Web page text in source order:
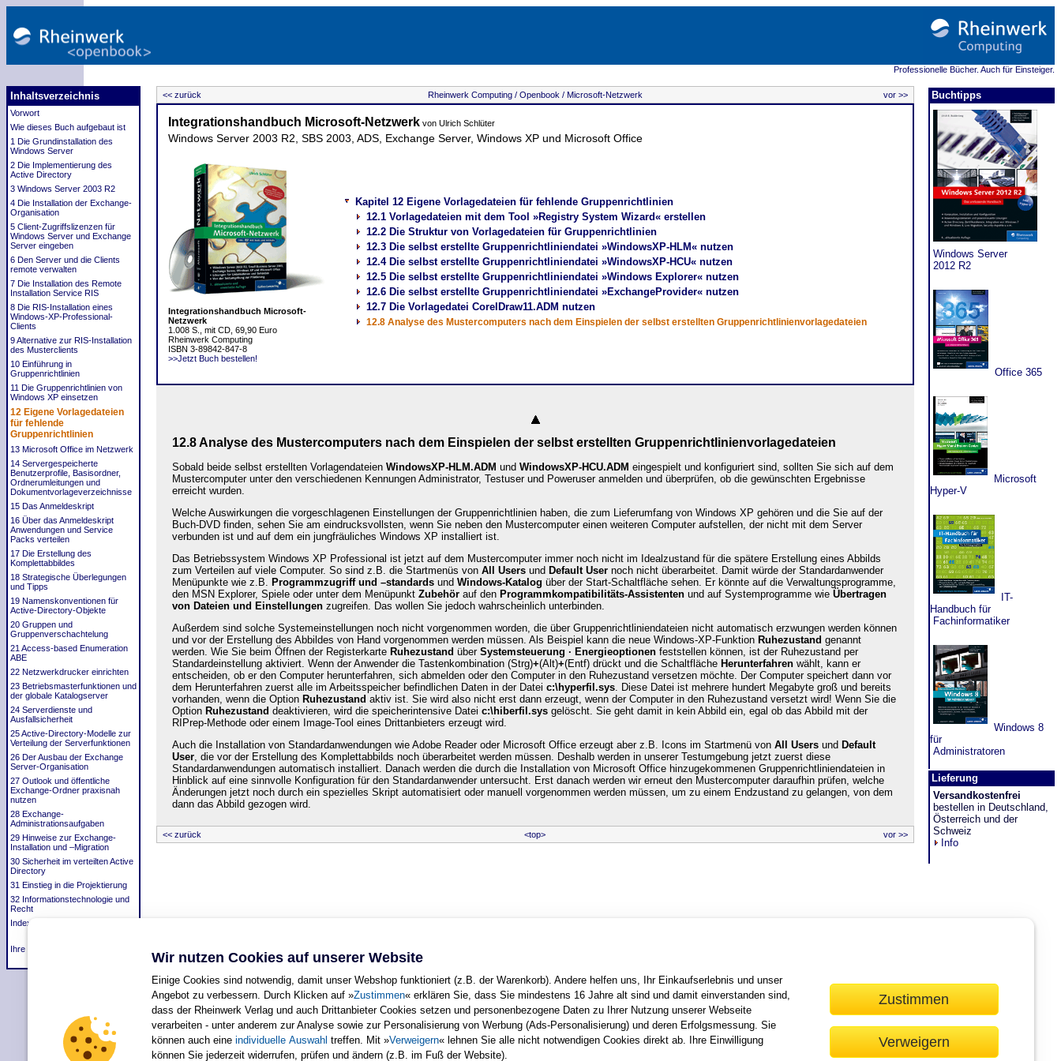
Wir nutzen Cookies auf unserer Website
Einige Cookies sind notwendig, damit unser Webshop funktioniert (z.B. der Warenkorb). Andere helfen uns, Ihr Einkaufserlebnis und unser
Angebot zu verbessern. Durch Klicken auf »Zustimmen« erklären Sie, dass Sie mindestens 16 Jahre alt sind und damit einverstanden sind,
dass der Rheinwerk Verlag und auch Drittanbieter Cookies setzen und personenbezogene Daten zu Ihrer Nutzung unserer Webseite
verarbeiten - unter anderem zur Analyse sowie zur Personalisierung von Werbung (Ads-Personalisierung) und deren Erfolgsmessung. Sie
können auch eine individuelle Auswahl treffen. Mit »Verweigern« lehnen Sie alle nicht notwendigen Cookies direkt ab. Ihre Einwilligung
können Sie jederzeit widerrufen, prüfen und ändern (z.B. im Fuß der Website).
Zustimmen
Verweigern
Professionelle Bücher. Auch für Einsteiger.
Inhaltsverzeichnis
Vorwort
Wie dieses Buch aufgebaut ist
1 Die Grundinstallation des
Windows Server
2 Die Implementierung des
Active Directory
3 Windows Server 2003 R2
4 Die Installation der Exchange-
Organisation
5 Client-Zugriffslizenzen für
Windows Server und Exchange
Server eingeben
6 Den Server und die Clients
remote verwalten
7 Die Installation des Remote
Installation Service RIS
8 Die RIS-Installation eines
Windows-XP-Professional-
Clients
9 Alternative zur RIS-Installation
des Musterclients
10 Einführung in
Gruppenrichtlinien
11 Die Gruppenrichtlinien von
Windows XP einsetzen
12 Eigene Vorlagedateien
für fehlende
Gruppenrichtlinien
13 Microsoft Office im Netzwerk
14 Servergespeicherte
Benutzerprofile, Basisordner,
Ordnerumleitungen und
Dokumentvorlageverzeichnisse
15 Das Anmeldeskript
16 Über das Anmeldeskript
Anwendungen und Service
Packs verteilen
17 Die Erstellung des
Komplettabbildes
18 Strategische Überlegungen
und Tipps
19 Namenskonventionen für
Active-Directory-Objekte
20 Gruppen und
Gruppenverschachtelung
21 Access-based Enumeration
ABE
22 Netzwerkdrucker einrichten
23 Betriebsmasterfunktionen und
der globale Katalogserver
24 Serverdienste und
Ausfallsicherheit
25 Active-Directory-Modelle zur
Verteilung der Serverfunktionen
26 Der Ausbau der Exchange
Server-Organisation
27 Outlook und öffentliche
Exchange-Ordner praxisnah
nutzen
28 Exchange-
Administrationsaufgaben
29 Hinweise zur Exchange-
Installation und –Migration
30 Sicherheit im verteilten Active
Directory
31 Einstieg in die Projektierung
32 Informationstechnologie und
Recht
Index
Ihre Meinung?
<< zurück Rheinwerk Computing /Openbook /Microsoft-Netzwerk vor >>
Integrationshandbuch Microsoft-Netzwerk von Ulrich Schlüter
Windows Server 2003 R2, SBS 2003, ADS, Exchange Server, Windows XP und Microsoft Office
Integrationshandbuch Microsoft-
Netzwerk
1.008 S., mit CD, 69,90 Euro
Rheinwerk Computing
ISBN 3-89842-847-8
>>Jetzt Buch bestellen!
Kapitel 12 Eigene Vorlagedateien für fehlende Gruppenrichtlinien
12.1 Vorlagedateien mit dem Tool »Registry System Wizard« erstellen
12.2 Die Struktur von Vorlagedateien für Gruppenrichtlinien
12.3 Die selbst erstellte Gruppenrichtliniendatei »WindowsXP-HLM« nutzen
12.4 Die selbst erstellte Gruppenrichtliniendatei »WindowsXP-HCU« nutzen
12.5 Die selbst erstellte Gruppenrichtliniendatei »Windows Explorer« nutzen
12.6 Die selbst erstellte Gruppenrichtliniendatei »ExchangeProvider« nutzen
12.7 Die Vorlagedatei CorelDraw11.ADM nutzen
12.8 Analyse des Mustercomputers nach dem Einspielen der selbst erstellten Gruppenrichtlinienvorlagedateien
12.8Analyse des Mustercomputers nach dem Einspie len der selbst erstellten Gruppenrichtlinienvorlagedateien
Sobald beide selbst erstellten Vorlagendateien WindowsXP-HLM.ADM und WindowsXP-HCU.ADM eingespielt und konfiguriert sind, sollten Sie sich auf dem
Mustercomputer unter den verschiedenen Kennungen Administrator, Testuser und Poweruser anmelden und überprüfen, ob die gewünschten Ergebnisse
erreicht wurden.
Welche Auswirkungen die vorgeschlagenen Einstellungen der Gruppenrichtlinien haben, die zum Lieferumfang von Windows XP gehören und die Sie auf der
Buch-DVD finden, sehen Sie am eindrucksvollsten, wenn Sie neben den Mustercomputer einen weiteren Computer aufstellen, der nicht mit dem Server
verbunden ist und auf dem ein jungfräuliches Windows XP installiert ist.
Das Betriebssystem Windows XP Professional ist jetzt auf dem Mustercomputer immer noch nicht im Idealzustand für die spätere Erstellung eines Abbilds
zum Verteilen auf viele Computer. So sind z.B. die Startmenüs von All Users und Default User noch nicht überarbeitet. Damit würde der Standardanwender
Menüpunkte wie z.B. Programmzugriff und –standards und Windows-Katalog über der Start-Schaltfläche sehen. Er könnte auf die Verwaltungsprogramme,
den MSN Explorer, Spiele oder unter dem Menüpunkt Zubehör auf den Programmkompatibilitäts-Assistenten und auf Systemprogramme wie Übertragen
von Dateien und Einstellungen zugreifen. Das wollen Sie jedoch wahrscheinlich unterbinden.
Außerdem sind solche Systemeinstellungen noch nicht vorgenommen worden, die über Gruppenrichtliniendateien nicht automatisch erzwungen werden können
und vor der Erstellung des Abbildes von Hand vorgenommen werden müssen. Als Beispiel kann die neue Windows-XP-Funktion Ruhezustand genannt
werden. Wie Sie beim Öffnen der Registerkarte Ruhezustand über Systemsteuerung · Energieoptionen feststellen können, ist der Ruhezustand per
Standardeinstellung aktiviert. Wenn der Anwender die Tastenkombination (Strg)+(Alt)+(Entf) drückt und die Schaltfläche Herunterfahren wählt, kann er
entscheiden, ob er den Computer herunterfahren, sich abmelden oder den Computer in den Ruhezustand versetzen möchte. Der Computer speichert dann vor
dem Herunterfahren zuerst alle im Arbeitsspeicher befindlichen Daten in der Datei c:\hyperfil.sys . Diese Datei ist mehrere hundert Megabyte groß und bereits
vorhanden, wenn die Option Ruhezustand aktiv ist. Sie wird also nicht erst dann erzeugt, wenn der Computer in den Ruhezustand versetzt wird! Wenn Sie die
Option Ruhezustand deaktivieren, wird die speicherintensive Datei c:\hiberfil.sys gelöscht. Sie geht damit in kein Abbild ein, egal ob das Abbild mit der
RIPrep-Methode oder einem Image-Tool eines Drittanbieters erzeugt wird.
Auch die Installation von Standardanwendungen wie Adobe Reader oder Microsoft Office erzeugt aber z.B. Icons im Startmenü von All Users und Default
User , die vor der Erstellung des Komplettabbilds noch überarbeitet werden müssen. Deshalb werden in unserer Testumgebung jetzt zuerst diese
Standardanwendungen automatisch installiert. Danach werden die durch die Installation von Microsoft Office hinzugekommenen Gruppenrichtliniendateien in
Hinblick auf eine sinnvolle Konfiguration für den Standardanwender untersucht. Erst danach werden wir erneut den Mustercomputer daraufhin prüfen, welche
Änderungen jetzt noch durch ein spezielles Skript automatisiert oder manuell vorgenommen werden müssen, um zu einem Endzustand zu gelangen, von dem
dann das Abbild gezogen wird.
<< zurück <top> vor >>
Buchtipps
Windows Server
2012 R2
Office 365
Microsoft
Hyper-V
IT-
Handbuch für
Fachinformatiker
Windows 8
für
Administratoren
Lieferung
Versandkostenfrei
bestellen in Deutschland,
Österreich und der
Schweiz
Info
Copyright © Rheinwerk Verlag GmbH 2006
Für Ihren privaten Gebrauch dürfen Sie die Online-Version natürlich ausdrucken. Ansonsten unterliegt das Openbook denselben Bestimmungen, wie die gebundene Ausgabe: Das Werk einschließlich aller seiner Teile ist
urheberrechtlich geschützt.